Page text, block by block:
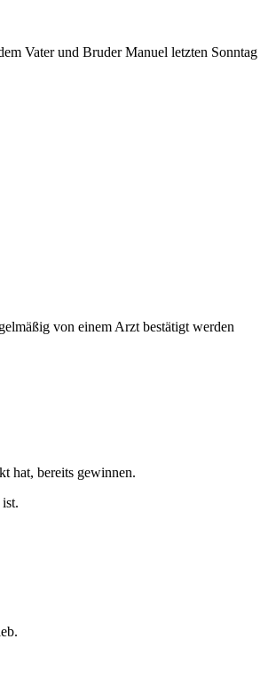
Vater und Bruder Manuel letzten Sonntag
von einem Arzt bestätigt werden
hat, bereits gewinnen.